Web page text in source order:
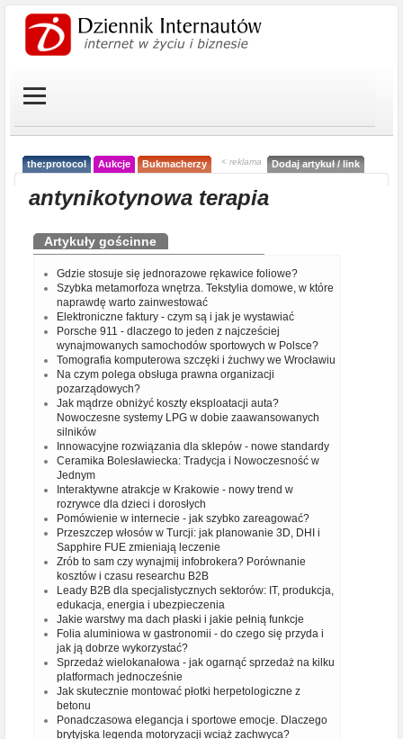
the:protocol Aukcje Bukmacherzy < reklama Dodaj artykuł / link
antynikotynowa terapia
Artykuły gościnne
Gdzie stosuje się jednorazowe rękawice foliowe?
Szybka metamorfoza wnętrza. Tekstylia domowe, w które
naprawdę warto zainwestować
Elektroniczne faktury - czym są i jak je wystawiać
Porsche 911 - dlaczego to jeden z najcześciej
wynajmowanych samochodów sportowych w Polsce?
Tomografia komputerowa szczęki i żuchwy we Wrocławiu
Na czym polega obsługa prawna organizacji
pozarządowych?
Jak mądrze obniżyć koszty eksploatacji auta?
Nowoczesne systemy LPG w dobie zaawansowanych
silników
Innowacyjne rozwiązania dla sklepów - nowe standardy
Ceramika Bolesławiecka: Tradycja i Nowoczesność w
Jednym
Interaktywne atrakcje w Krakowie - nowy trend w
rozrywce dla dzieci i dorosłych
Pomówienie w internecie - jak szybko zareagować?
Przeszczep włosów w Turcji: jak planowanie 3D, DHI i
Sapphire FUE zmieniają leczenie
Zrób to sam czy wynajmij infobrokera? Porównanie
kosztów i czasu researchu B2B
Leady B2B dla specjalistycznych sektorów: IT, produkcja,
edukacja, energia i ubezpieczenia
Jakie warstwy ma dach płaski i jakie pełnią funkcje
Folia aluminiowa w gastronomii - do czego się przyda i
jak ją dobrze wykorzystać?
Sprzedaż wielokanałowa - jak ogarnąć sprzedaż na kilku
platformach jednocześnie
Jak skutecznie montować płotki herpetologiczne z
betonu
Ponadczasowa elegancja i sportowe emocje. Dlaczego
brytyjska legenda motoryzacji wciąż zachwyca?